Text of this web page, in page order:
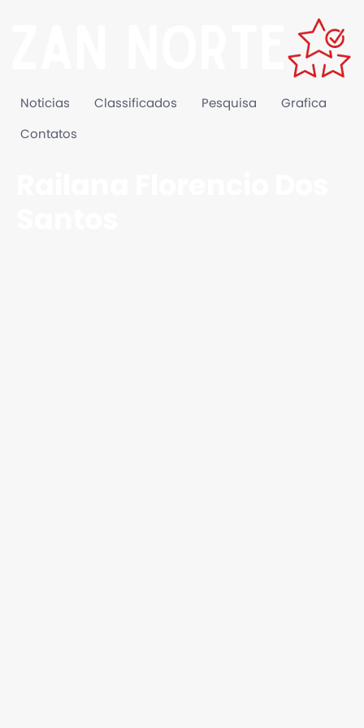
Noticias Classificados Pesquisa Grafica
Contatos